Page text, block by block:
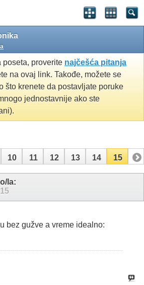
poseta, proverite najčešća pitanja
na ovaj link. Takođe, možete se
što krenete da postavljate poruke
jednostavnije ako ste
10 11 12 13 14 15
la:
bez gužve a vreme idealno: